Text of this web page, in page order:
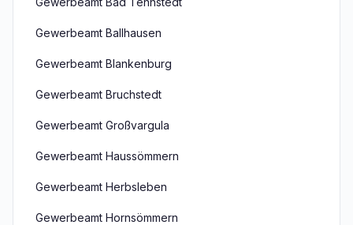
Gewerbeamt Ballhausen
Gewerbeamt Blankenburg
Gewerbeamt Bruchstedt
Gewerbeamt Großvargula
Gewerbeamt Haussömmern
Gewerbeamt Herbsleben
Gewerbeamt Hornsömmern